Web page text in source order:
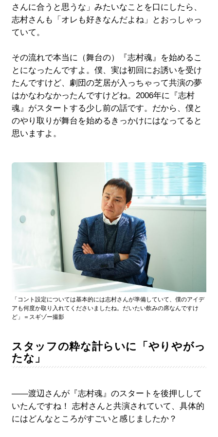
さんに合うと思うな」みたいなことを口にしたら、
志村さんも「オレも好きなんだよね」とおっしゃっ
ていて。
その流れで本当に（舞台の）『志村魂』を始めるこ
とになったんですよ。僕、実は初回にお誘いを受け
たんですけど、劇団の芝居が入っちゃって共演の夢
はかなわなかったんですけどね。2006年に『志村
魂』がスタートする少し前の話です。だから、僕と
のやり取りが舞台を始めるきっかけにはなってると
思いますよ。
「コント設定については基本的には志村さんが準備していて、僕のアイデ
アも何度か取り入れてくださいましたね。だいたい飲みの席なんですけ
ど」＝スギゾー撮影
スタッフの粋な計らいに「やりやがっ
たな」
――渡辺さんが『志村魂』のスタートを後押しして
いたんですね！ 志村さんと共演されていて、具体的
にはどんなところがすごいと感じましたか？